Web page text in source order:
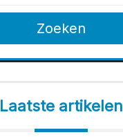
Zoeken
Laatste artikelen